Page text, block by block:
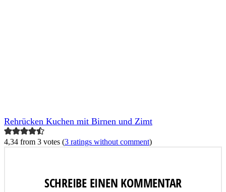
Rehrücken Kuchen mit Birnen und Zimt
4,34 from 3 votes (3 ratings without comment)
SCHREIBE EINEN KOMMENTAR